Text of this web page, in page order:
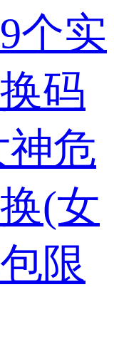
个实
码
神危
(女
限